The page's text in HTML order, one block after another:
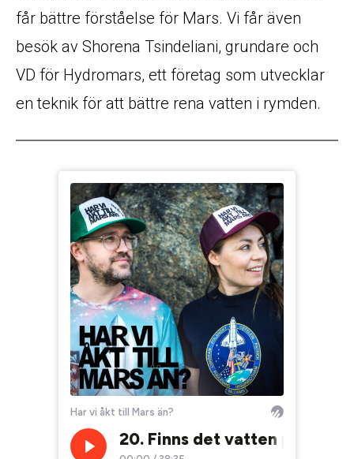
får bättre förståelse för Mars. Vi får även
besök av Shorena Tsindeliani, grundare och
VD för Hydromars, ett företag som utvecklar
en teknik för att bättre rena vatten i rymden.